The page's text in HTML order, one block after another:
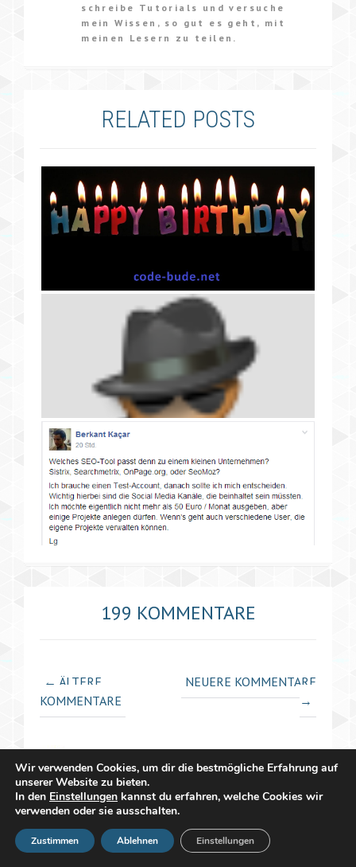
schreibe Tutorials und versuche
mein Wissen, so gut es geht, mit
meinen Lesern zu teilen.
RELATED POSTS
199 KOMMENTARE
Kommentar-
Navigation
← ÄLTERE
KOMMENTARE
NEUERE KOMMENTARE
→
12 JAHREN AGO
Da bin ich doch sehr gerne mit dabei
bk@bcproject.de
Wir verwenden Cookies, um dir die bestmögliche Erfahrung auf
unserer Website zu bieten.
In den Einstellungen kannst du erfahren, welche Cookies wir
verwenden oder sie ausschalten.
Zustimmen Ablehnen Einstellungen